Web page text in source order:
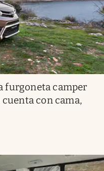
furgoneta camper
cuenta con cama,